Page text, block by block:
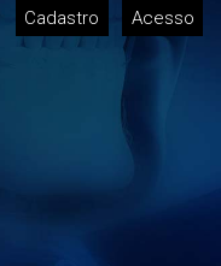
Cadastro Acesso